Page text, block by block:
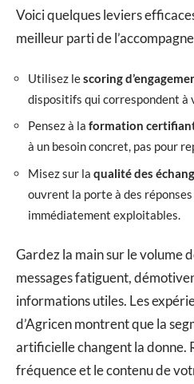
Voici quelques leviers
meilleur parti de
Utilisez lescoring
dispositifs qui correspondent à
Pensez à la formation
à un besoin concret, pas pour
Misez sur la qualité des
ouvrent la porte à des
immédiatement exploitables.
Gardez la main sur le volume
messages fatiguent,
informations utiles. Les
d’Agricen montrent que la
artificielle changent la donne.
fréquence et le contenu de